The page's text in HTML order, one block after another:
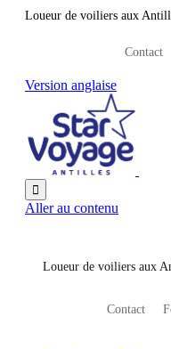
Loueur de voiliers aux
Contact
Version anglaise

Aller au contenu
Loueur de voiliers aux
Contact